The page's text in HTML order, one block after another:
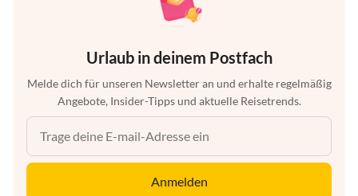
Urlaub in deinem Postfach
Melde dich für unseren Newsletter an und erhalte regelmäßig
Angebote, Insider-Tipps und aktuelle Reisetrends.
Anmelden